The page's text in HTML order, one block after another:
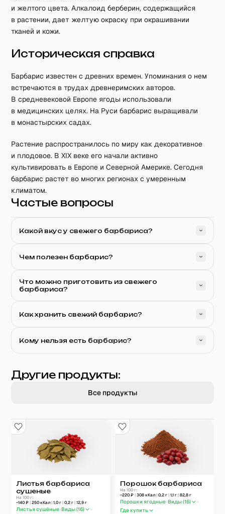
и желтого цвета. Алкалоид берберин, содержащийся
в растении, дает желтую окраску при окрашивании
тканей и кожи.
Историческая справка
Барбарис известен с древних времен. Упоминания о нем
встречаются в трудах древнеримских авторов.
В средневековой Европе ягоды использовали
в медицинских целях. На Руси барбарис выращивали
в монастырских садах.
Растение распространилось по миру как декоративное
и плодовое. В XIX веке его начали активно
культивировать в Европе и Северной Америке. Сегодня
барбарис растет во многих регионах с умеренным
климатом.
Частые вопросы
Какой вкус у свежего барбариса?
Чем полезен барбарис?
Что можно приготовить из свежего
барбариса?
Как хранить свежий барбарис?
Кому нельзя есть барбарис?
Другие продукты:
Все продукты
Листья барбариса
сушеные
На 100 г:
~140 ₽| 250 кКал| 1,0 г| 0,2 г| 12,9 г
Листья сушёные Виды (16)
Порошок барбариса
На 100 г:
~220 ₽ | 308 кКал | 0,2 г | 1,1 г | 82,8 г
Порошки ягодные Виды (16)
Где купить